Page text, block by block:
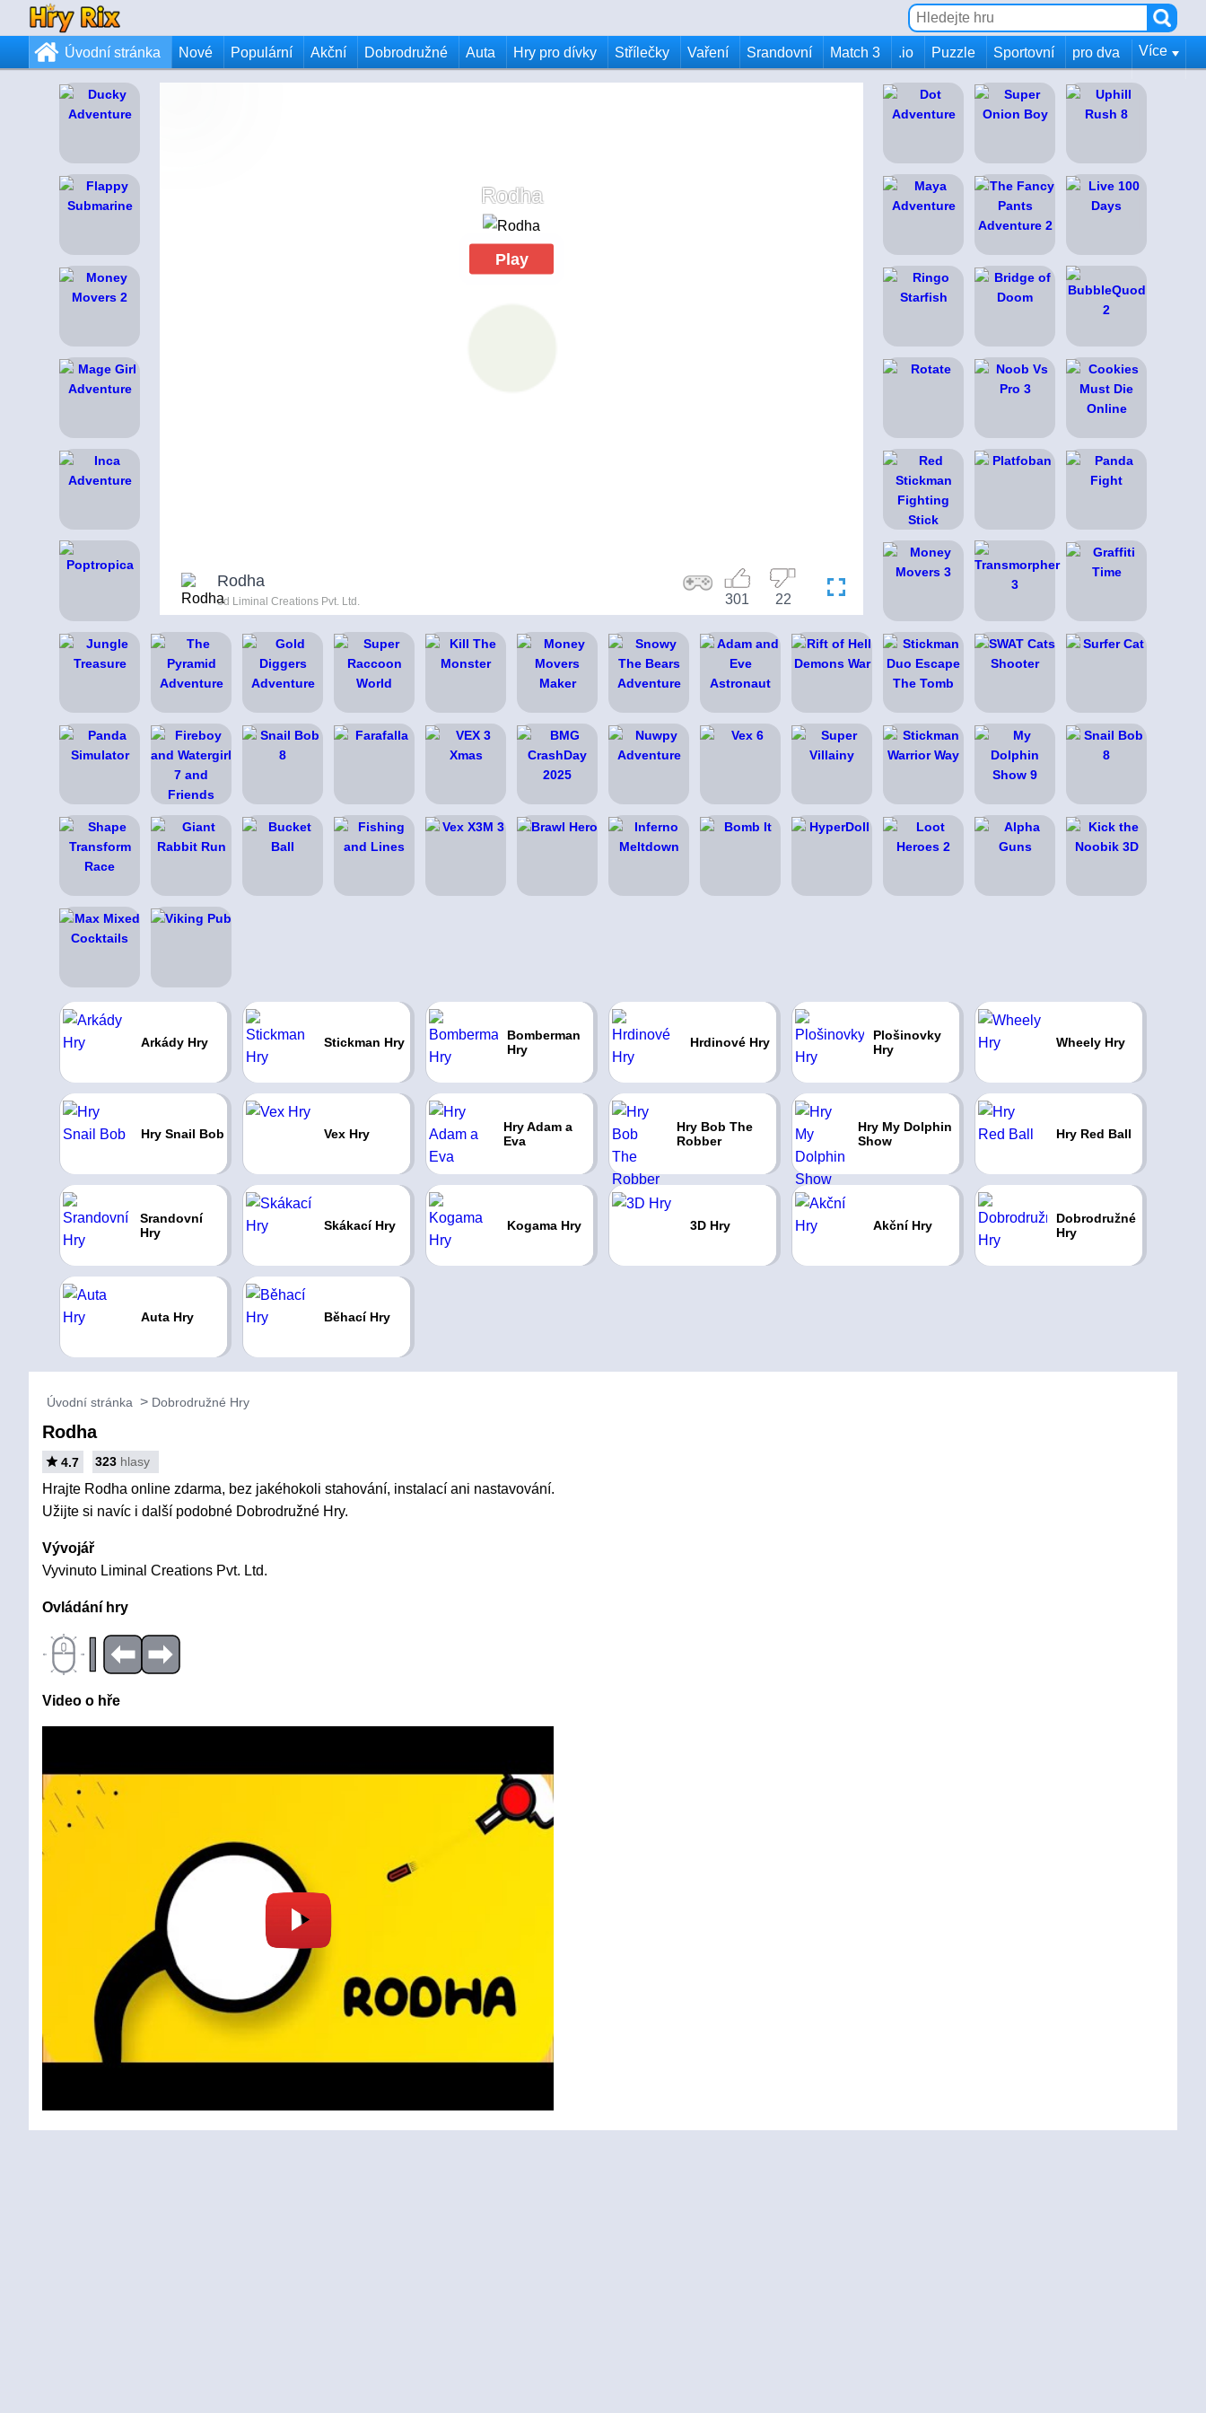
Úvodní stránka Nové Populární Akční Dobrodružné Auta Hry pro dívky Střílečky Vaření Srandovní Match 3 .io Puzzle Sportovní pro dva Více
Rodha
Play
Rodha
od Liminal Creations Pvt. Ltd. 22
301
Arkády Hry Stickman Hry
Bomberman
Hry
Hrdinové Hry
Plošinovky
Hry
Wheely Hry
Hry Snail Bob Vex Hry
Hry Adam a
Eva
Hry Bob The
Robber
Hry My Dolphin
Show
Hry Red Ball
Srandovní
Hry
Skákací Hry Kogama Hry 3D Hry Akční Hry
Dobrodružné
Hry
Auta Hry Běhací Hry
Úvodní stránka Dobrodružné Hry
Rodha
4.7 323 hlasy
Hrajte Rodha online zdarma, bez jakéhokoli stahování, instalací ani nastavování.
Užijte si navíc i další podobné Dobrodružné Hry.
Vývojář
Vyvinuto Liminal Creations Pvt. Ltd.
Ovládání hry
|
Video o hře